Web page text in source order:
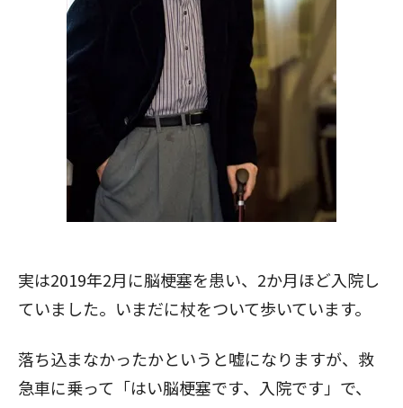
実は2019年2月に脳梗塞を患い、2か月ほど入院し
ていました。いまだに杖をついて歩いています。
落ち込まなかったかというと嘘になりますが、救
急車に乗って「はい脳梗塞です、入院です」で、